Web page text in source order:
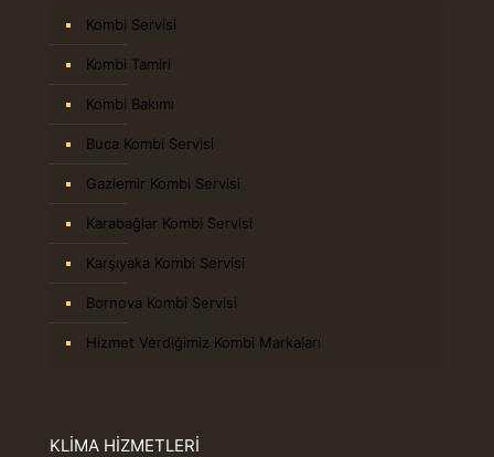
Kombi Servisi
Kombi Tamiri
Kombi Bakımı
Buca Kombi Servisi
Gaziemir Kombi Servisi
Karabağlar Kombi Servisi
Karşıyaka Kombi Servisi
Bornova Kombi Servisi
Hizmet Verdiğimiz Kombi Markaları
KLİMA HİZMETLERİ